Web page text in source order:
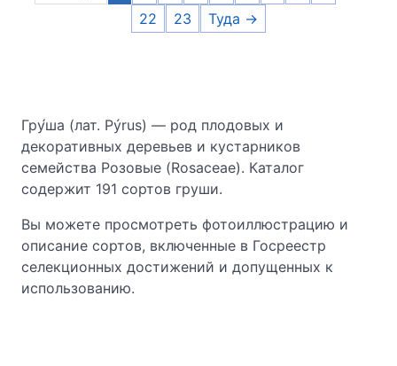
22
23 Туда →
Гру́ша (лат. Pýrus) — род плодовых и
декоративных деревьев и кустарников
семейства Розовые (Rosaceae). Каталог
содержит 191 сортов груши.
Вы можете просмотреть фотоиллюстрацию и
описание сортов, включенные в Госреестр
селекционных достижений и допущенных к
использованию.